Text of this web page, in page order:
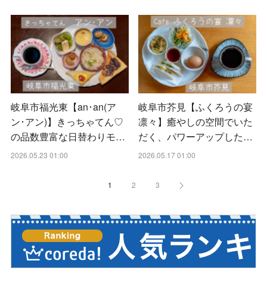
岐阜市福光東【an･an(ア
ン･アン)】きっちゃてん♡
の品数豊富な日替わりモ…
2026.05.23 01:00
岐阜市芥見【ふくろうの宴
凛々】癒やしの空間でいた
だく、パワーアップした…
2026.05.17 01:00
1 2 3